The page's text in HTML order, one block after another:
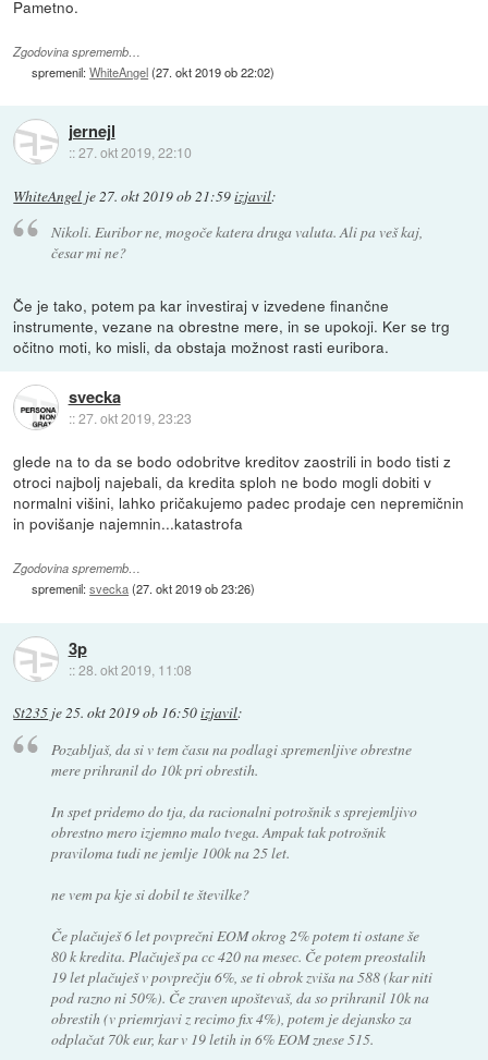
Pametno.
Zgodovina sprememb…
spremenil:WhiteAngel(27. okt 2019 ob 22:02)
jernejl
::27. okt 2019, 22:10
WhiteAngel je27. okt 2019 ob 21:59izjavil:
Nikoli. Euribor ne, mogoče katera druga valuta. Ali pa veš kaj,
česar mi ne?
Če je tako, potem pa kar investiraj v izvedene finančne
instrumente, vezane na obrestne mere, in se upokoji. Ker se trg
očitno moti, ko misli, da obstaja možnost rasti euribora.
svecka
::27. okt 2019, 23:23
glede na to da se bodo odobritve kreditov zaostrili in bodo tisti z
otroci najbolj najebali, da kredita sploh ne bodo mogli dobiti v
normalni višini, lahko pričakujemo padec prodaje cen nepremičnin
in povišanje najemnin...katastrofa
Zgodovina sprememb…
spremenil:svecka(27. okt 2019 ob 23:26)
3p
::28. okt 2019, 11:08
St235 je25. okt 2019 ob 16:50izjavil:
Pozabljaš, da si v tem času na podlagi spremenljive obrestne
mere prihranil do 10k pri obrestih.
In spet pridemo do tja, da racionalni potrošnik s sprejemljivo
obrestno mero izjemno malo tvega. Ampak tak potrošnik
praviloma tudi ne jemlje 100k na 25 let.
ne vem pa kje si dobil te številke?
Če plačuješ 6 let povprečni EOM okrog 2% potem ti ostane še
80 k kredita. Plačuješ pa cc 420 na mesec. Če potem preostalih
19 let plačuješ v povprečju 6%, se ti obrok zviša na 588 (kar niti
pod razno ni 50%). Če zraven upoštevaš, da so prihranil 10k na
obrestih (v priemrjavi z recimo fix 4%), potem je dejansko za
odplačat 70k eur, kar v 19 letih in 6% EOM znese 515.